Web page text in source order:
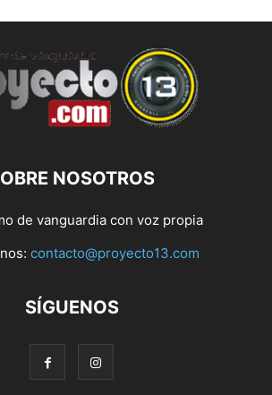
NOSOTROS
de vanguardia con voz propia
contacto@proyecto13.com
SÍGUENOS